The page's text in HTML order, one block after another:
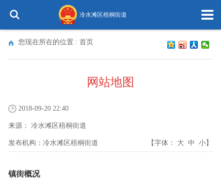
冷水滩区梧桐街道
您现在所在的位置 : 首页
网站地图
2018-09-20 22:40
来源： 冷水滩区梧桐街道
发布机构： 冷水滩区梧桐街道 【字体： 大 中 小】